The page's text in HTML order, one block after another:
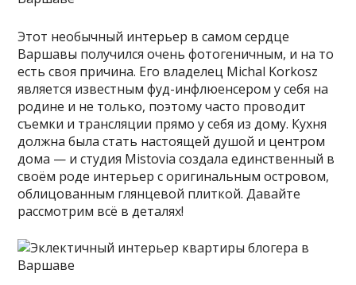
Этот необычный интерьер в самом сердце
Варшавы получился очень фотогеничным, и на то
есть своя причина. Его владелец Michal Korkosz
является известным фуд-инфлюенсером у себя на
родине и не только, поэтому часто проводит
съемки и трансляции прямо у себя из дому. Кухня
должна была стать настоящей душой и центром
дома — и студия Mistovia создала единственный в
своём роде интерьер с оригинальным островом,
облицованным глянцевой плиткой. Давайте
рассмотрим всё в деталях!